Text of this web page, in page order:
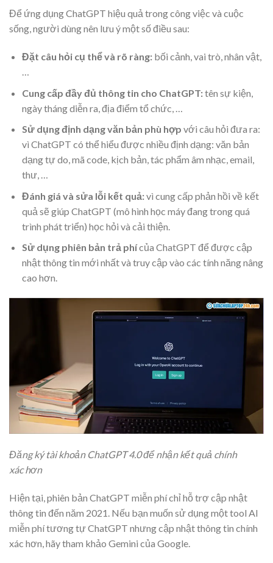
Để ứng dụng ChatGPT hiệu quả trong công việc và cuộc
sống, người dùng nên lưu ý một số điều sau:
Đặt câu hỏi cụ thể và rõ ràng:bối cảnh, vai trò, nhân vật,
…
Cung cấp đầy đủ thông tin cho ChatGPT:tên sự kiện,
ngày tháng diễn ra, địa điểm tổ chức, …
Sử dụng định dạng văn bản phù hợp với câu hỏi đưa ra:
vì ChatGPT có thể hiểu được nhiều định dạng: văn bản
dạng tự do, mã code, kịch bản, tác phẩm âm nhạc, email,
thư, …
Đánh giá và sửa lỗi kết quả:vì cung cấp phản hồi về kết
quả sẽ giúp ChatGPT (mô hình học máy đang trong quá
trình phát triển) học hỏi và cải thiện.
Sử dụng phiên bản trả phícủa ChatGPT để được cập
nhật thông tin mới nhất và truy cập vào các tính năng nâng
cao hơn.
Đăng ký tài khoản ChatGPT 4.0 để nhận kết quả chính
xác hơn
Hiện tại, phiên bản ChatGPT miễn phí chỉ hỗ trợ cập nhật
thông tin đến năm 2021. Nếu bạn muốn sử dụng một tool AI
miễn phí tương tự ChatGPT nhưng cập nhật thông tin chính
xác hơn, hãy tham khảo Gemini của Google.